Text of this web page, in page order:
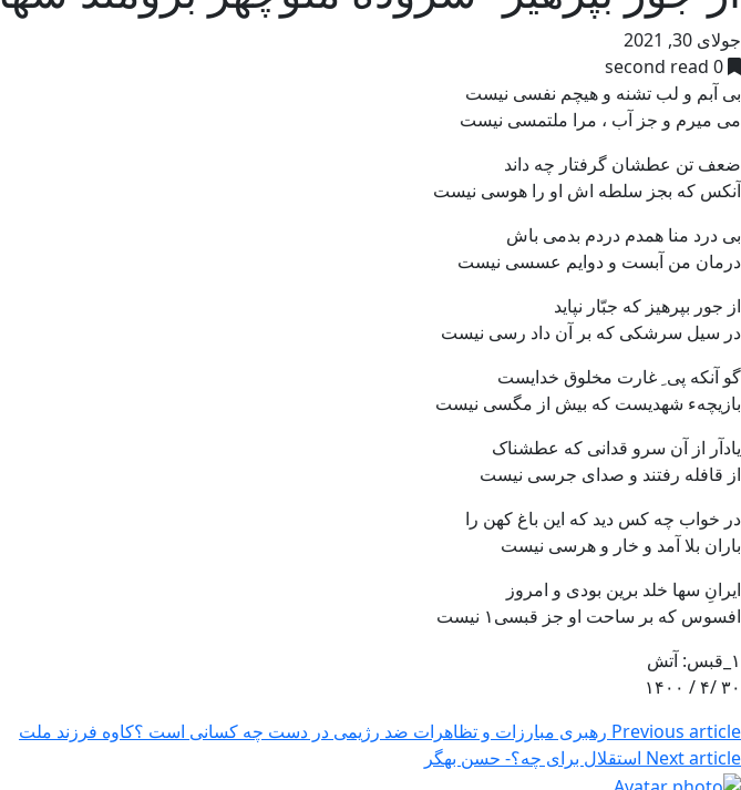
جولای 30, 2021
0 second read
بی آبم و لب تشنه و هیچم نفسی نیست
می میرم و جز آب ، مرا ملتمسی نیست
ضعف تن عطشان گرفتار چه داند
آنکس که بجز سلطه اش او را هوسی نیست
بی درد منا همدم دردم بدمی باش
درمان من آبست و دوایم عسسی نیست
از جور بپرهیز که جبّار نپاید
در سیل سرشکی که بر آن داد رسی نیست
گو آنکه پی ِ غارت مخلوق خدایست
بازیچهء شهدیست که بیش از مگسی نیست
یادآر از آن سرو قدانی که عطشناک
از قافله رفتند و صدای جرسی نیست
در خواب چه کس دید که این باغ کهن را
باران بلا آمد و خار و هرسی نیست
ایرانِ سها خلد برین بودی و امروز
افسوس که بر ساحت او جز قبسی۱ نیست
۱_قبس: آتش
۳۰ /۴ / ۱۴۰۰
Previous article رهبری مبارزات و تظاهرات ضد رژیمی در دست چه کسانی است ؟کاوه فرزند ملت
Next article استقلال برای چه؟- حسن بهگر